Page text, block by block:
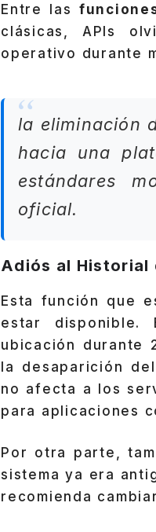
Entre las
clásicas, APIs
operativo durante
la eliminación
hacia una
estándares
oficial.
Adiós al Historial
Esta función que
estar disponible.
ubicación durante
la desaparición
no afecta a los
para aplicaciones
Por otra parte,
sistema ya era
recomienda